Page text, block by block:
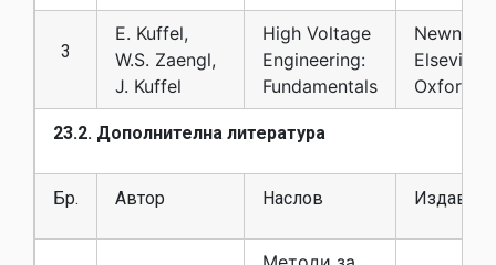
3
E. Kuffel,
W.S. Zaengl,
J. Kuffel
High Voltage
Engineering:
Fundamentals
Newnes,
Elsevier,
Oxford
23.2. Дополнителна литература
Бр. Автор Наслов Издавач